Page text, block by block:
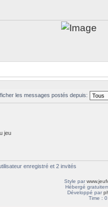
les messages postés depuis:
jeu
enregistré et 2 invités
Style par
Hébergé
Développé par
Time :